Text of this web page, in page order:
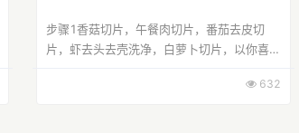
步骤1香菇切片，午餐肉切片，番茄去皮切
片，虾去头去壳洗净，白萝卜切片，以你喜欢
右，然后加能没过食材的水。（随手买的这632